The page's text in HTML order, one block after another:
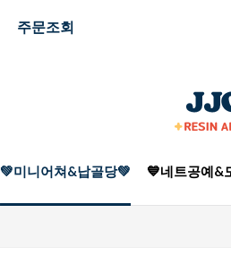
주문조회
💚미니어쳐&납골당💚 💙네트공예&